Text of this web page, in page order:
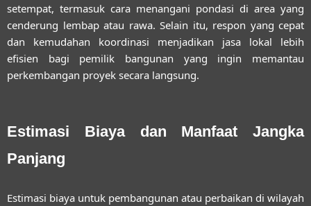
setempat, termasuk cara menangani pondasi di area yang
cenderung lembap atau rawa. Selain itu, respon yang cepat
dan kemudahan koordinasi menjadikan jasa lokal lebih
efisien bagi pemilik bangunan yang ingin memantau
perkembangan proyek secara langsung.
Estimasi Biaya dan Manfaat Jangka
Panjang
Estimasi biaya untuk pembangunan atau perbaikan di wilayah